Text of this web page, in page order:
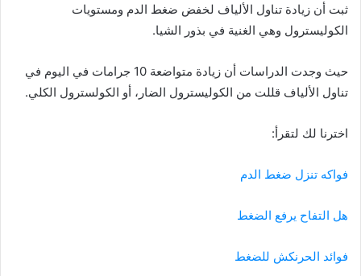
ثبت أن زيادة تناول الألياف لخفض ضغط الدم ومستويات
الكوليسترول وهي الغنية في بذور الشيا.
حيث وجدت الدراسات أن زيادة متواضعة 10 جرامات في اليوم في
تناول الألياف قللت من الكوليسترول الضار، أو الكولسترول الكلي.
اخترنا لك لتقرأ:
فواكه تنزل ضغط الدم
هل التفاح يرفع الضغط
فوائد الحرنكش للضغط